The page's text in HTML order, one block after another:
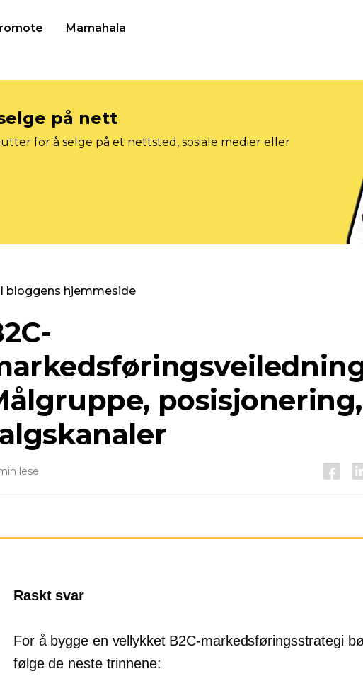
Mamahala
på nett
for å selge på et nettsted, sosiale medier eller
bloggens hjemmeside
posisjonering,
lese
Raskt svar
For å bygge en vellykket B2C-markedsføringsstrategi
følge de neste trinnene: